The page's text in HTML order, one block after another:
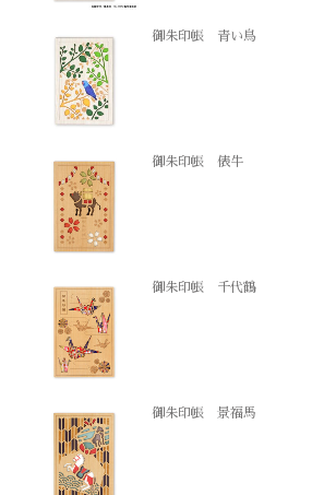
御朱印帳 青い鳥
御朱印帳 俵牛
御朱印帳 千代鶴
御朱印帳 景福馬